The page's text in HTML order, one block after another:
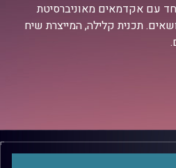
עם אקדמאים מאוניברסיטת
תכנית קלילה, המייצרת שיח